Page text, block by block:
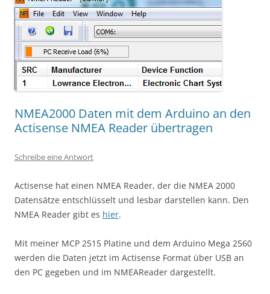
NMEA2000 Daten mit dem Arduino an den
Actisense NMEA Reader übertragen
Schreibe eine Antwort
Actisense hat einen NMEA Reader, der die NMEA 2000
Datensätze entschlüsselt und lesbar darstellen kann. Den
NMEA Reader gibt es hier.
Mit meiner MCP 2515 Platine und dem Arduino Mega 2560
werden die Daten jetzt im Actisense Format über USB an
den PC gegeben und im NMEAReader dargestellt.